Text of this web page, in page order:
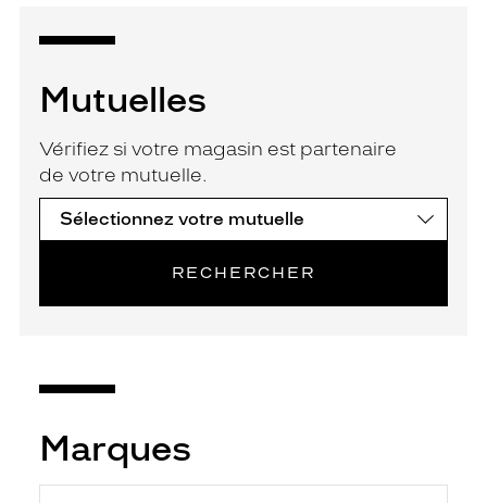
Mutuelles
Vérifiez si votre magasin est partenaire
de votre mutuelle.
RECHERCHER
Marques